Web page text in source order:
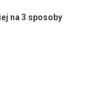
na 3 sposoby